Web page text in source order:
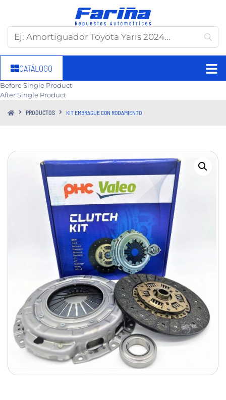
CATÁLOGO
Before Single Product
After Single Product
PRODUCTOS KIT EMBRAGUE CON RODAMIENTO